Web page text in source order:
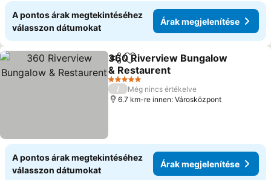
A pontos árak megtekintéséhez
válasszon dátumokat
Árak megjelenítése
Megosztás
Hozzáadás a kedvencekhez
360 Riverview Bungalow
& Restaurent
Árak megjelenítése
5 Kategória
/
Még nincs értékelve
6.7 km-re innen: Városközpont
A pontos árak megtekintéséhez
válasszon dátumokat
Árak megjelenítése